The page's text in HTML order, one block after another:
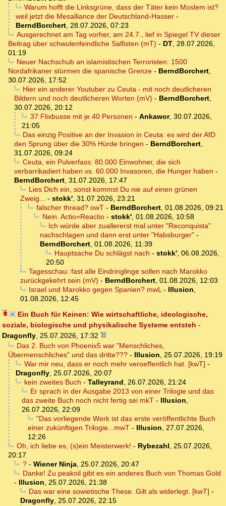
Warum hofft die Linksgrüne, dass der Täter kein Moslem ist?
weil jetzt die Mesalliance der Deutschland-Hasser -
BerndBorchert, 28.07.2026, 07:23
Ausgerechnet am Tag vorher, am 24.7., lief in Spiegel TV dieser
Beitrag über schwulenfeindliche Salfisten (mT) - DT, 28.07.2026,
01:19
Neuer Nachschub an islamistischen Terroristen: 1500
Nordafrikaner stürmen die spanische Grenze - BerndBorchert,
30.07.2026, 17:52
Hier ein anderer Youtuber zu Ceuta - mit noch deutlicheren
Bildern und noch deutlicheren Worten (mV) - BerndBorchert,
30.07.2026, 20:12
37 Flixbusse mit je 40 Personen - Ankawor, 30.07.2026,
21:05
Das einzig Positive an der Invasion in Ceuta: es wird der AfD
den Sprung über die 30% Hürde bringen - BerndBorchert,
31.07.2026, 09:24
Ceuta, ein Pulverfass: 80.000 Einwohner, die sich
verbarrikadiert haben vs. 60.000 Invasoren, die Hunger haben -
BerndBorchert, 31.07.2026, 17:47
Lies Dich ein, sonst kommst Du nie auf einen grünen
Zweig... - stokk', 31.07.2026, 23:21
falscher thread? owT- BerndBorchert, 01.08.2026, 09:21
Nein. Actio=Reactio- stokk', 01.08.2026, 10:58
Ich würde aber zuallererst mal unter "Reconquista"
nachschlagen und dann erst unter "Habsburger" -
BerndBorchert, 01.08.2026, 11:39
Hauptsache Du schlägst nach - stokk', 06.08.2026,
20:50
Tagesschau: fast alle Eindringlinge sollen nach Marokko
zurückgekehrt sein (mV) - BerndBorchert, 01.08.2026, 12:03
Israel und Marokko gegen Spanien? mwL- Illusion,
01.08.2026, 12:45
Ein Buch für Keinen: Wie wirtschaftliche, ideologische,
soziale, biologische und physikalische Systeme entsteh -
Dragonfly, 25.07.2026, 17:32
Das 2. Buch von Phoenix5 war "Menschliches,
Übermenschliches" und das dritte??? - Illusion, 25.07.2026, 19:19
War mir neu, dass er noch mehr veroeffentlich hat. [kwT] -
Dragonfly, 25.07.2026, 20:07
kein zweites Buch - Talleyrand, 26.07.2026, 21:24
Er sprach in der Ausgabe 2013 von einer Trilogie und das
das zweite Buch noch nicht fertig sei mkT - Illusion,
26.07.2026, 22:09
"Das vorliegende Werk ist das erste veröffentlichte Buch
einer zukünftigen Trilogie...mwT - Illusion, 27.07.2026,
12:26
Oh, ich liebe es, (s)ein Meisterwerk! - Rybezahl, 25.07.2026,
20:17
?- Wiener Ninja, 25.07.2026, 20:47
Danke! Zu peakoil gibt es ein anderes Buch von Thomas Gold
- Illusion, 25.07.2026, 21:38
Das war eine sowietische These. Gilt als widerlegt. [kwT] -
Dragonfly, 25.07.2026, 22:15